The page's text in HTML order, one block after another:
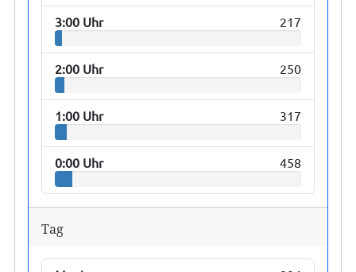
3:00 Uhr 217
2:00 Uhr 250
1:00 Uhr 317
0:00 Uhr 458
Tag